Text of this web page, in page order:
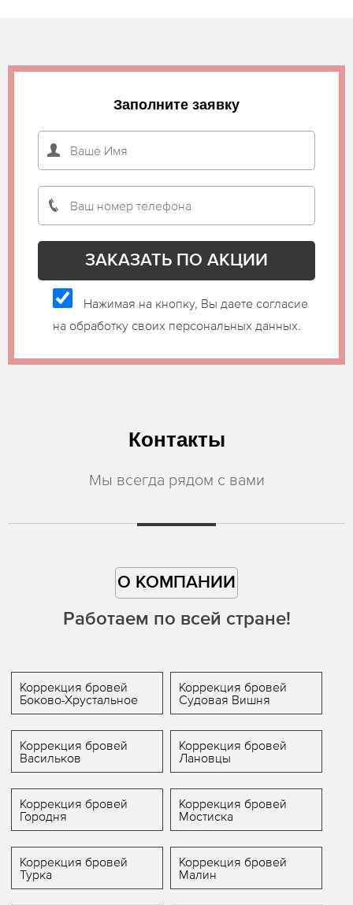
Заполните заявку
Нажимая на кнопку, Вы даете согласие
на обработку своих персональных данных.
Контакты
Мы всегда рядом с вами
О КОМПАНИИ
Работаем по всей стране!
Коррекция бровей
Боково-Хрустальное
Коррекция бровей
Судовая Вишня
Коррекция бровей
Васильков
Коррекция бровей
Лановцы
Коррекция бровей
Городня
Коррекция бровей
Мостиска
Коррекция бровей
Турка
Коррекция бровей
Малин